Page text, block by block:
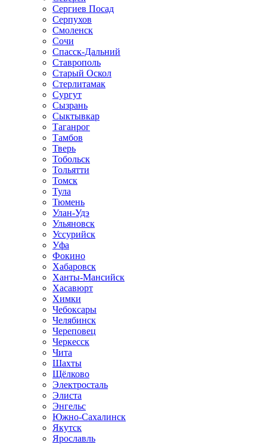
Сергиев Посад
Серпухов
Смоленск
Сочи
Спасск-Дальний
Ставрополь
Старый Оскол
Стерлитамак
Сургут
Сызрань
Сыктывкар
Таганрог
Тамбов
Тверь
Тобольск
Тольятти
Томск
Тула
Тюмень
Улан-Удэ
Ульяновск
Уссурийск
Уфа
Фокино
Хабаровск
Ханты-Мансийск
Хасавюрт
Химки
Чебоксары
Челябинск
Череповец
Черкесск
Чита
Шахты
Щёлково
Электросталь
Элиста
Энгельс
Южно-Сахалинск
Якутск
Ярославль